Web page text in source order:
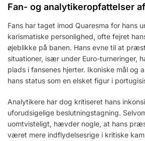
Fan- og analytikeropfattelser
Fans har taget imod Quaresma for hans
karismatiske personlighed, ofte fejret
øjeblikke på banen. Hans evne til at
situationer, især under Euro-turneringer,
plads i fansenes hjerter. Ikoniske mål og
hans status som en elsket figur i
Analytikere har dog kritiseret hans
uforudsigelige beslutningstagning.
uomtvisteligt, hævder nogle, at hans
været mere indflydelsesrige i kritiske